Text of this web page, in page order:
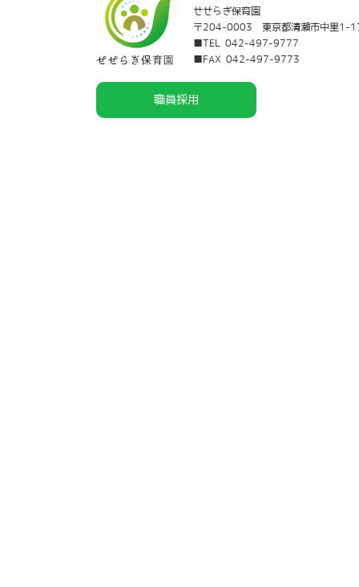
せせらぎ保育園
〒204-0003 東京都清瀬市中里1-
■TEL 042-497-9777
■FAX 042-497-9773
職員採用